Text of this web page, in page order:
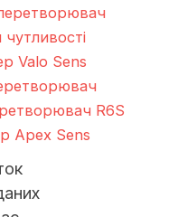
Valo Sens
R6S
Apex Sens